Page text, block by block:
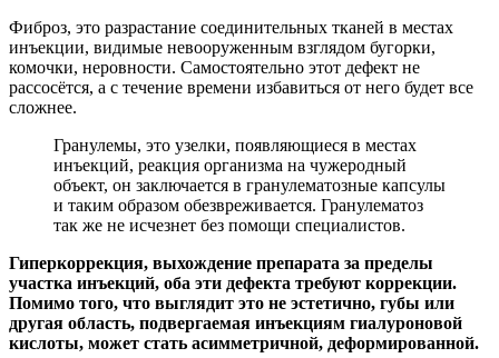
Фиброз, это разрастание соединительных тканей в местах
инъекции, видимые невооруженным взглядом бугорки,
комочки, неровности. Самостоятельно этот дефект не
рассосётся, а с течение времени избавиться от него будет все
сложнее.
Гранулемы, это узелки, появляющиеся в местах
инъекций, реакция организма на чужеродный
объект, он заключается в гранулематозные капсулы
и таким образом обезвреживается. Гранулематоз
так же не исчезнет без помощи специалистов.
Гиперкоррекция, выхождение препарата за пределы
участка инъекций, оба эти дефекта требуют коррекции.
Помимо того, что выглядит это не эстетично, губы или
другая область, подвергаемая инъекциям гиалуроновой
кислоты, может стать асимметричной, деформированной.